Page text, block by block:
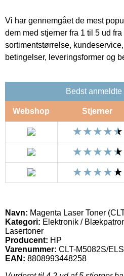
Vi har gennemgået de mest
dem med stjerner fra 1 til 5 ud
sortimentstørrelse,
betingelser, leveringsformer og
Bedst
Webshop Stjerner
Navn: Magenta Laser Toner
Kategori: Elektronik /
Lasertoner
Producent: HP
Varenummer: CLT-M5082S/ELS
EAN: 8808993448258